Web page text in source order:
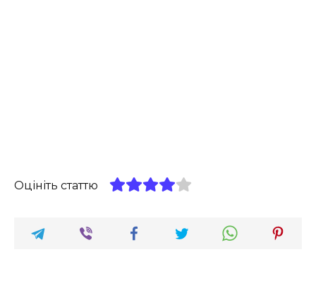
Оцініть статтю